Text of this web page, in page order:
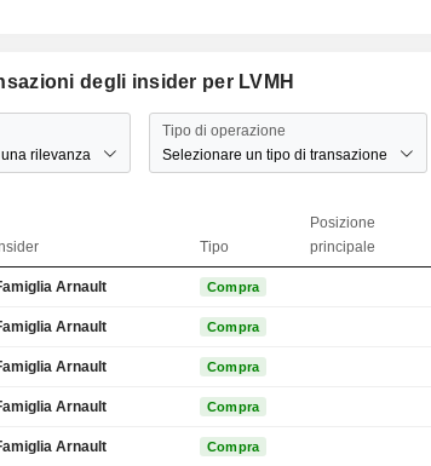
degli insider per LVMH
rilevanza
Tipo di operazione
Selezionare un tipo di transazione
Tipo
Posizione
principale
Arnault Compra
Arnault Compra
Arnault Compra
Arnault Compra
Arnault Compra